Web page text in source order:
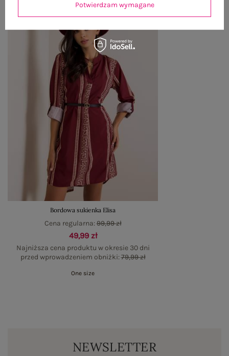
Bordowa sukienka Elisa
49,99 zł
Najniższa cena produktu w okresie 30 dni
przed wprowadzeniem obniżki:79,99 zł
Cena regularna:99,99 zł
One size
NEWSLETTER
Potwierdzam wymagane